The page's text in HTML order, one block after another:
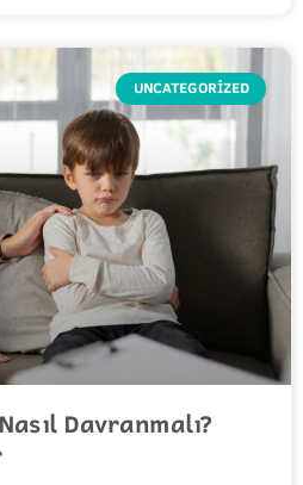
UNCATEGORIZED
Davranmalı?